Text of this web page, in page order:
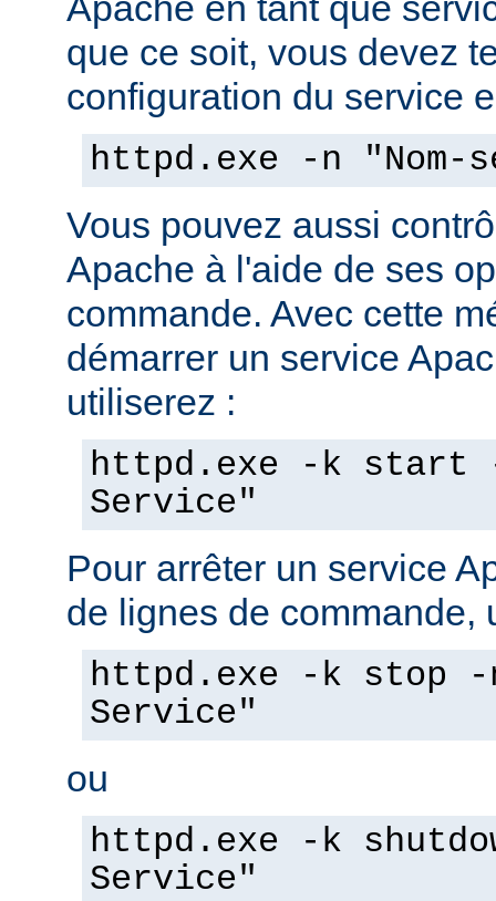
que ce soit, vous devez
configuration du service
httpd.exe -n
Vous pouvez aussi
Apache à l'aide de ses
commande. Avec cette
démarrer un service
utiliserez :
httpd.exe -k start -
Service"
Pour arrêter un service
de lignes de commande,
httpd.exe -k stop -
Service"
ou
httpd.exe -k
Service"